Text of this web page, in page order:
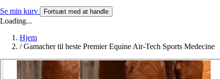
Se min kurv Fortsæt med at handle
Loading...
Hjem
/ Gamacher til heste Premier Equine Air-Tech Sports Medecine